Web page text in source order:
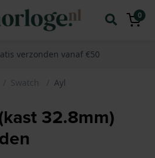
0
verzonden vanaf €50
Swatch Ayl
32.8mm)